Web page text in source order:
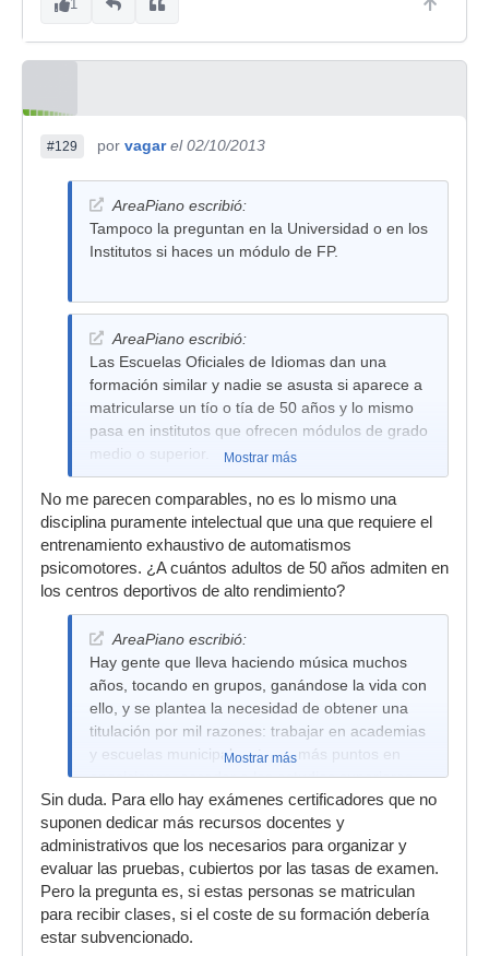
1
#129 por vagar el 02/10/2013
AreaPiano escribió:
Tampoco la preguntan en la Universidad o en los
Institutos si haces un módulo de FP.
AreaPiano escribió:
Las Escuelas Oficiales de Idiomas dan una
formación similar y nadie se asusta si aparece a
matricularse un tío o tía de 50 años y lo mismo
pasa en institutos que ofrecen módulos de grado
medio o superior.
Mostrar más
No me parecen comparables, no es lo mismo una
disciplina puramente intelectual que una que requiere el
entrenamiento exhaustivo de automatismos
psicomotores. ¿A cuántos adultos de 50 años admiten en
los centros deportivos de alto rendimiento?
AreaPiano escribió:
Hay gente que lleva haciendo música muchos
años, tocando en grupos, ganándose la vida con
ello, y se plantea la necesidad de obtener una
titulación por mil razones: trabajar en academias
y escuelas municipales, tener más puntos en
oposiciones, acceder a los estudios superiores,
prepararse oposiciones.
Mostrar más
Sin duda. Para ello hay exámenes certificadores que no
suponen dedicar más recursos docentes y
administrativos que los necesarios para organizar y
evaluar las pruebas, cubiertos por las tasas de examen.
Pero la pregunta es, si estas personas se matriculan
para recibir clases, si el coste de su formación debería
estar subvencionado.